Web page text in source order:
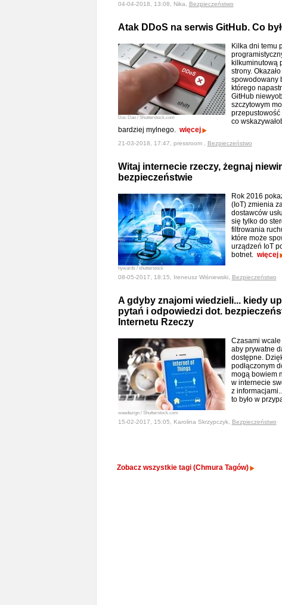
04-04-2018, 13:08, Nika, Bezpieczeństwo
Atak DDoS na serwis GitHub. Co
Duc Dao / Shutterstock.com
Kilka dni temu
kilkuminutową
strony.
spowodowany
którego
GitHub
szczytowym
co
bardziej mylnego. więcej
21-03-2018, 17:47, pressroom , Bezpieczeństwo
Witaj internecie rzeczy, żegnaj
bezpieczeństwie
hywards / shutterstock
Rok 2016
(IoT) zmienia
dostawców
się tylko do
filtrowania
które może
urządzeń IoT
botnet. więcej
08-05-2017, 18:15, Ireneusz Wiśniewski, Bezpieczeństwo
A gdyby znajomi wiedzieli... kiedy
pytań i odpowiedzi dot.
Internetu Rzeczy
weedezign / Shutterstock.com
Czasami
aby prywatne
dostępne.
podłączonym
mogą bowiem
w internecie
z
to było w
15-02-2017, 15:05, Karolina Skrzypczyk, Bezpieczeństwo
Zobacz wszystkie tagi (Chmura Tagów)